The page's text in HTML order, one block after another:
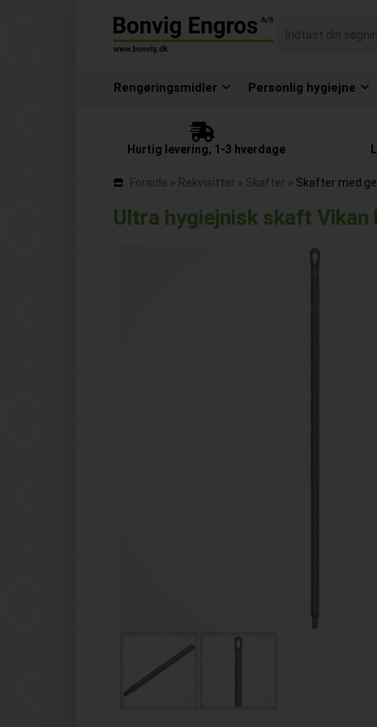
Rengøringsmidler Personlig hygiejne
Hurtig levering, 1-3 hverdage
Forside » Rekvisitter » Skafter » Skafter med
Ultra hygiejnisk skaft Vikan